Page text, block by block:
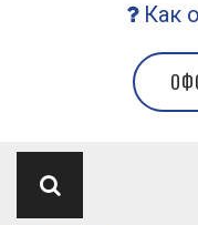
Как